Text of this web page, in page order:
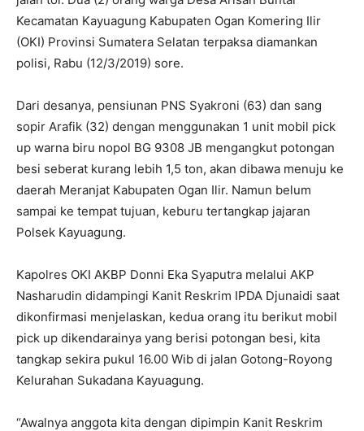
Kecamatan Kayuagung Kabupaten Ogan Komering Ilir
(OKI) Provinsi Sumatera Selatan terpaksa diamankan
polisi, Rabu (12/3/2019) sore.
Dari desanya, pensiunan PNS Syakroni (63) dan sang
sopir Arafik (32) dengan menggunakan 1 unit mobil pick
up warna biru nopol BG 9308 JB mengangkut potongan
besi seberat kurang lebih 1,5 ton, akan dibawa menuju ke
daerah Meranjat Kabupaten Ogan Ilir. Namun belum
sampai ke tempat tujuan, keburu tertangkap jajaran
Polsek Kayuagung.
Kapolres OKI AKBP Donni Eka Syaputra melalui AKP
Nasharudin didampingi Kanit Reskrim IPDA Djunaidi saat
dikonfirmasi menjelaskan, kedua orang itu berikut mobil
pick up dikendarainya yang berisi potongan besi, kita
tangkap sekira pukul 16.00 Wib di jalan Gotong-Royong
Kelurahan Sukadana Kayuagung.
“Awalnya anggota kita dengan dipimpin Kanit Reskrim